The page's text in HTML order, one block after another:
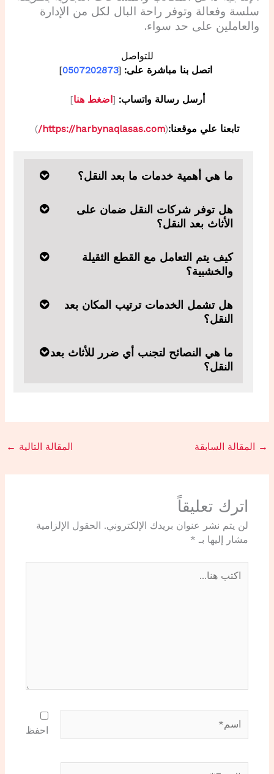
سلسة وفعالة وتوفر راحة البال لكل من الإدارة
والعاملين على حد سواء.
للتواصل
اتصل بنا مباشرة على: [
0507202873
]
أرسل رسالة واتساب: [ اضغط هنا]
تابعنا علي موقعنا:(
https://harbynaqlasas.com/
)
ما هي أهمية خدمات ما بعد النقل؟
هل توفر شركات النقل ضمان على
الأثاث بعد النقل؟
كيف يتم التعامل مع القطع الثقيلة
والخشبية؟
هل تشمل الخدمات ترتيب المكان بعد
النقل؟
ما هي النصائح لتجنب أي ضرر للأثاث بعد
النقل؟
→ المقالة السابقة المقالة التالية ←
اترك تعليقاً
لن يتم نشر عنوان بريدك الإلكتروني.
الحقول الإلزامية
مشار إليها بـ *
هنا...
احفظ